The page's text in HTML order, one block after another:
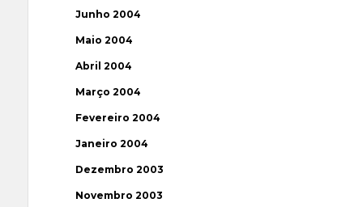
Junho 2004
Maio 2004
Abril 2004
Março 2004
Fevereiro 2004
Janeiro 2004
Dezembro 2003
Novembro 2003